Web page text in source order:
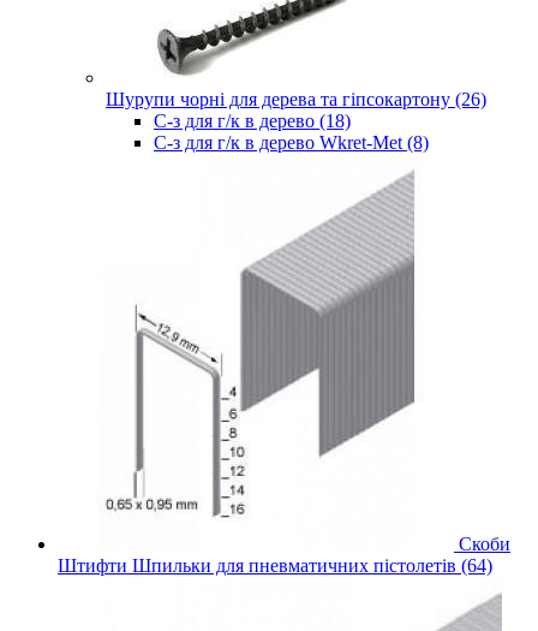
Шурупи чорні для дерева та гіпсокартону (26)
С-з для г/к в дерево (18)
С-з для г/к в дерево Wkret-Met (8)
Скоби
Штифти Шпильки для пневматичних пістолетів (64)